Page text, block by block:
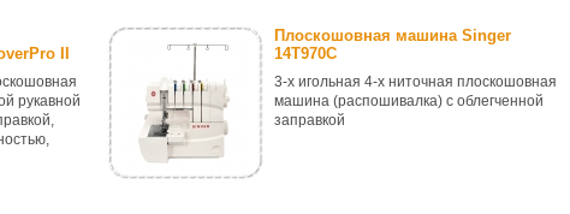
II
рукавной
Плоскошовная машина Singer
14T970C
3-х игольная 4-х ниточная плоскошовная
машина (распошивалка) с облегченной
заправкой